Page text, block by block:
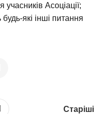
Асоціації;
які інші питання
Старіші